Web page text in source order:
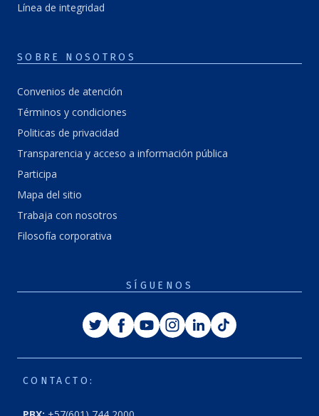
Línea de integridad
SOBRE NOSOTROS
Convenios de atención
Términos y condiciones
Politicas de privacidad
Transparencia y acceso a información pública
Participa
Mapa del sitio
Trabaja con nosotros
Filosofía corporativa
SÍGUENOS
TwitterFacebook
YoutubeInstagram
LinkedinTiktok
CONTACTO: